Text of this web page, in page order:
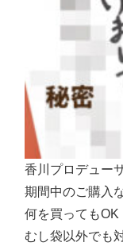
香川プロデュー
期間中のご購入
何を買ってもOK
むし袋以外でも